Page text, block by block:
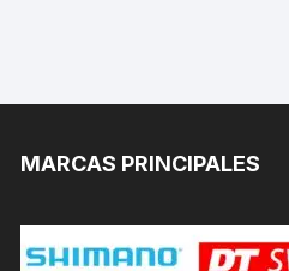
MARCAS PRINCIPALES